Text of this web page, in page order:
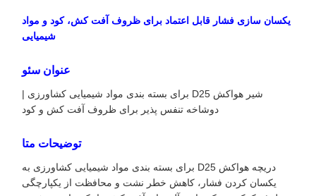
یکسان سازی فشار قابل اعتماد برای ظروف آفت کش، کود و مواد
شیمیایی
عنوان سئو
شیر هواکش D25 برای بسته بندی مواد شیمیایی کشاورزی |
دوشاخه تنفس پذیر برای ظروف آفت کش و کود
توضیحات متا
دریچه هواکش D25 برای بسته بندی مواد شیمیایی کشاورزی به
یکسان کردن فشار، کاهش خطر نشت و محافظت از یکپارچگی